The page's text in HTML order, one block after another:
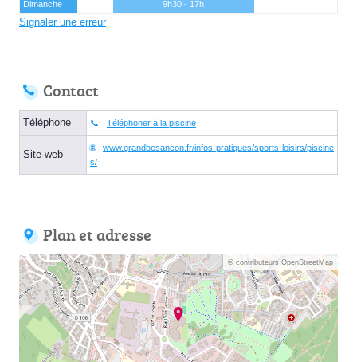
Dimanche
9h30 - 17h
Signaler une erreur
Contact
Téléphone Téléphoner à la piscine
Site web
www.grandbesancon.fr/infos-pratiques/sports-loisirs/piscine
s/
Plan et adresse
© contributeurs OpenStreetMap